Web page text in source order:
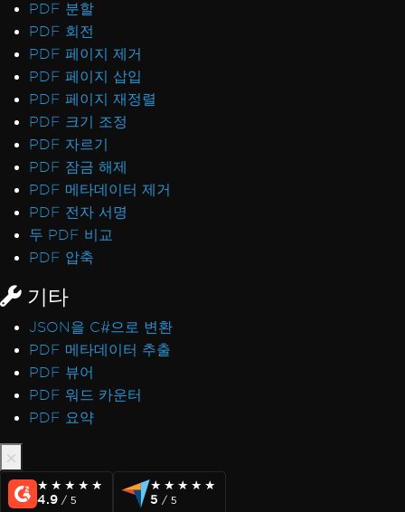
PDF 분할
PDF 회전
PDF 페이지 제거
PDF 페이지 삽입
PDF 페이지 재정렬
PDF 크기 조정
PDF 자르기
PDF 잠금 해제
PDF 메타데이터 제거
PDF 전자 서명
두 PDF 비교
PDF 압축
기타
JSON을 C#으로 변환
PDF 메타데이터 추출
PDF 뷰어
PDF 워드 카운터
PDF 요약
★★★★★
★★★★★
4.9 / 5
★★★★★
★★★★★
5 / 5